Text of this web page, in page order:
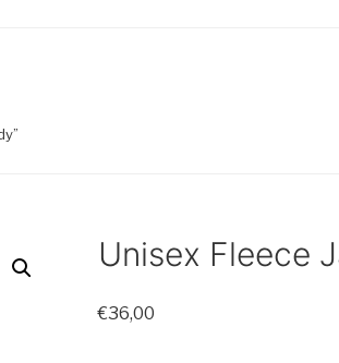
Unisex Fleece
€36,00